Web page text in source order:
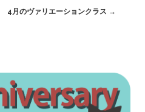
4月のヴァリエーションクラス →